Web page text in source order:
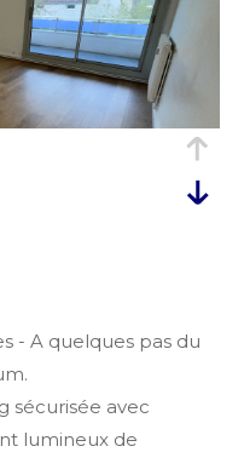
- A quelques pas du
sécurisée avec
lumineux de